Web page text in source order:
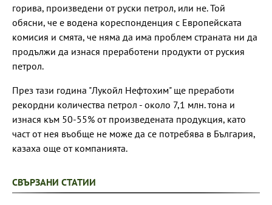
горива, произведени от руски петрол, или не. Той
обясни, че е водена кореспонденция с Европейската
комисия и смята, че няма да има проблем страната ни да
продължи да изнася преработени продукти от руския
петрол.
През тази година "Лукойл Нефтохим" ще преработи
рекордни количества петрол - около 7,1 млн. тона и
изнася към 50-55% от произведената продукция, като
част от нея въобще не може да се потребява в България,
казаха още от компанията.
СВЪРЗАНИ СТАТИИ